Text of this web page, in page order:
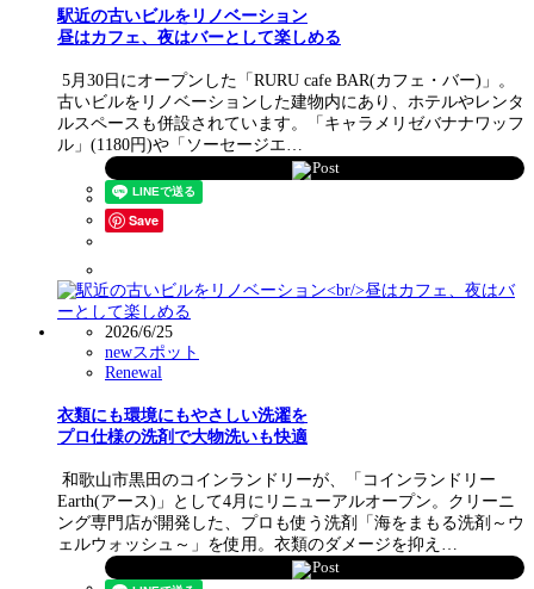
駅近の古いビルをリノベーション
昼はカフェ、夜はバーとして楽しめる
5月30日にオープンした「RURU cafe BAR(カフェ・バー)」。
古いビルをリノベーションした建物内にあり、ホテルやレンタ
ルスペースも併設されています。「キャラメリゼバナナワッフ
ル」(1180円)や「ソーセージエ…
Post
Save
2026/6/25
newスポット
Renewal
衣類にも環境にもやさしい洗濯を
プロ仕様の洗剤で大物洗いも快適
和歌山市黒田のコインランドリーが、「コインランドリー
Earth(アース)」として4月にリニューアルオープン。クリーニ
ング専門店が開発した、プロも使う洗剤「海をまもる洗剤～ウ
ェルウォッシュ～」を使用。衣類のダメージを抑え…
Post